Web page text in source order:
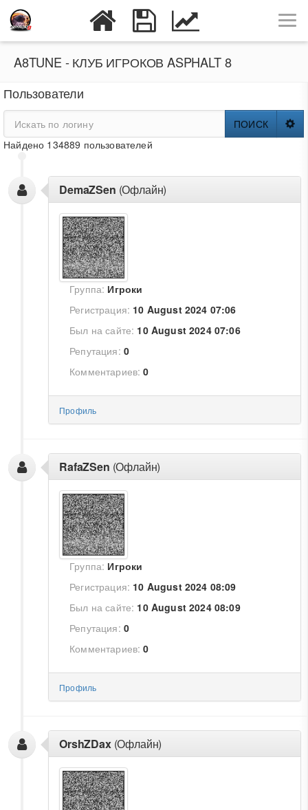
A8TUNE - КЛУБ ИГРОКОВ ASPHALT 8
Пользователи
ПОИСК
Найдено 134889 пользователей
DemaZSen (Офлайн)
Группа: Игроки
Регистрация: 10 August 2024 07:06
Был на сайте: 10 August 2024 07:06
Репутация: 0
Комментариев: 0
Профиль
RafaZSen (Офлайн)
Группа: Игроки
Регистрация: 10 August 2024 08:09
Был на сайте: 10 August 2024 08:09
Репутация: 0
Комментариев: 0
Профиль
OrshZDax(Офлайн)